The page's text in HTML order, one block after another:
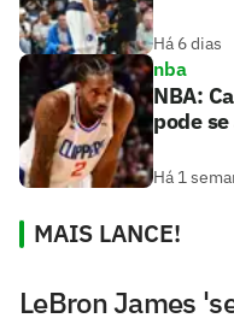
Há 6 dias
nba
NBA:
pode
Há 1
MAIS LANCE!
LeBron James